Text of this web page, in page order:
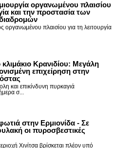
οργανωμένου πλαισίου
και την προστασία των
οργανωμένου πλαισίου για τη λειτουργία
Κρανιδίου: Μεγάλη
επιχείρηση στην
και επικίνδυνη πυρκαγιά
σ...
στην Ερμιονίδα - Σε
οι πυροσβεστικές
Χινίτσα βρίσκεται πλέον υπό